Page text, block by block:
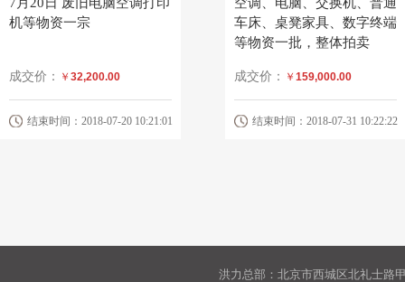
机等物资一宗
成交价： ￥ 32,200.00
结束时间：2018-07-20 10:21:01
车床、桌凳家具、数字终端
等物资一批，整体拍卖
成交价： ￥ 159,000.00
结束时间：2018-07-31 10:22:22
洪力总部：北京市西城区北礼士路